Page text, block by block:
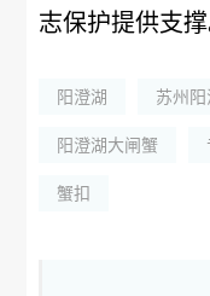
志保护提供支撑
阳澄湖 苏州阳
阳澄湖大闸蟹
蟹扣